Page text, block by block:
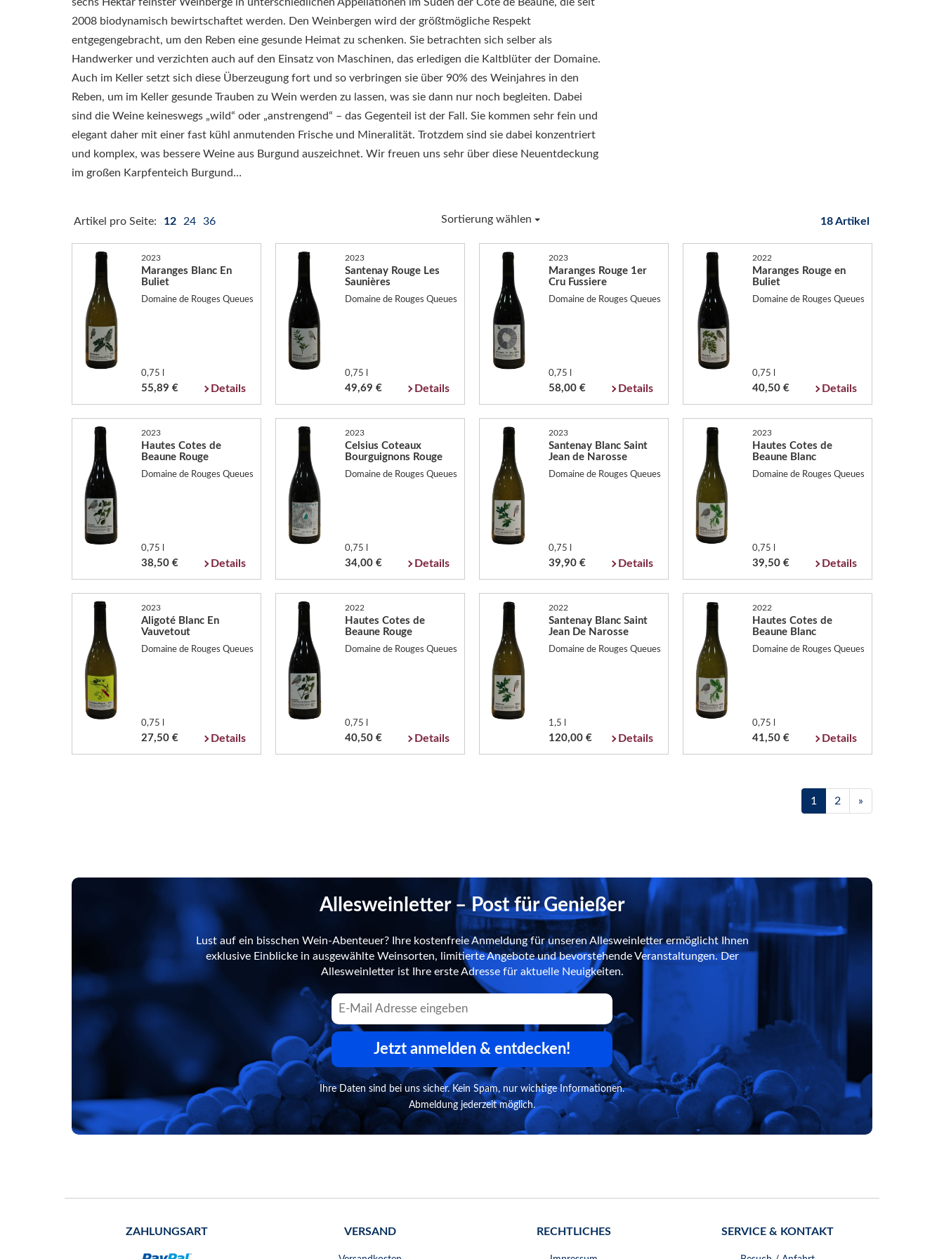
2008 biodynamisch bewirtschaftet werden. Den Weinbergen wird der größtmögliche Respekt
entgegengebracht, um den Reben eine gesunde Heimat zu schenken. Sie betrachten sich selber als
Handwerker und verzichten auch auf den Einsatz von Maschinen, das erledigen die Kaltblüter der Domaine.
Auch im Keller setzt sich diese Überzeugung fort und so verbringen sie über 90% des Weinjahres in den
Reben, um im Keller gesunde Trauben zu Wein werden zu lassen, was sie dann nur noch begleiten. Dabei
sind die Weine keineswegs „wild“ oder „anstrengend“ – das Gegenteil ist der Fall. Sie kommen sehr fein und
elegant daher mit einer fast kühl anmutenden Frische und Mineralität. Trotzdem sind sie dabei konzentriert
und komplex, was bessere Weine aus Burgund auszeichnet. Wir freuen uns sehr über diese Neuentdeckung
im großen Karpfenteich Burgund…
Artikel pro Seite: 12 24 36 Sortierung wählen 18 Artikel
2023
Maranges Blanc En
Buliet
Domaine de Rouges Queues
0,75 l
55,89 € Details
2023
Santenay Rouge Les
Saunières
Domaine de Rouges Queues
0,75 l
49,69 € Details
2023
Maranges Rouge 1er
Cru Fussiere
Domaine de Rouges Queues
0,75 l
58,00 € Details
2022
Maranges Rouge en
Buliet
Domaine de Rouges Queues
0,75 l
40,50 € Details
2023
Hautes Cotes de
Beaune Rouge
Domaine de Rouges Queues
0,75 l
38,50 € Details
2023
Celsius Coteaux
Bourguignons Rouge
Domaine de Rouges Queues
0,75 l
34,00 € Details
2023
Santenay Blanc Saint
Jean de Narosse
Domaine de Rouges Queues
0,75 l
39,90 € Details
2023
Hautes Cotes de
Beaune Blanc
Domaine de Rouges Queues
0,75 l
39,50 € Details
2023
Aligoté Blanc En
Vauvetout
Domaine de Rouges Queues
0,75 l
27,50 € Details
2022
Hautes Cotes de
Beaune Rouge
Domaine de Rouges Queues
0,75 l
40,50 € Details
2022
Santenay Blanc Saint
Jean De Narosse
Domaine de Rouges Queues
1,5 l
120,00 € Details
2022
Hautes Cotes de
Beaune Blanc
Domaine de Rouges Queues
0,75 l
41,50 € Details
1 2 »
Allesweinletter – Post für Genießer
Lust auf ein bisschen Wein-Abenteuer? Ihre kostenfreie Anmeldung für unseren Allesweinletter ermöglicht Ihnen
exklusive Einblicke in ausgewählte Weinsorten, limitierte Angebote und bevorstehende Veranstaltungen. Der
Allesweinletter ist Ihre erste Adresse für aktuelle Neuigkeiten.
Jetzt anmelden & entdecken!
Ihre Daten sind bei uns sicher. Kein Spam, nur wichtige Informationen.
Abmeldung jederzeit möglich.
ZAHLUNGSART VERSAND RECHTLICHES SERVICE & KONTAKT